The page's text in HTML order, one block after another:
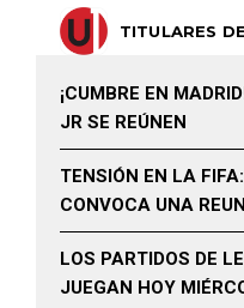
TITULARES
¡CUMBRE EN
JR SE REÚNEN
TENSIÓN EN LA
CONVOCA UNA
LOS PARTIDOS DE
JUEGAN HOY